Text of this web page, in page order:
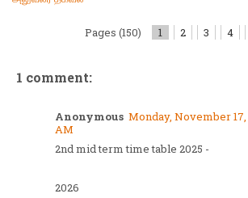
Pages (150) 1 2 3 4
1 comment:
Anonymous Monday, November 17,
AM
2nd mid term time table 2025 -
2026